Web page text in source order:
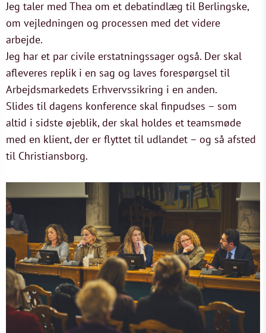
Jeg taler med Thea om et debatindlæg til Berlingske,
om vejledningen og processen med det videre
arbejde.
Jeg har et par civile erstatningssager også. Der skal
afleveres replik i en sag og laves forespørgsel til
Arbejdsmarkedets Erhvervssikring i en anden.
Slides til dagens konference skal finpudses – som
altid i sidste øjeblik, der skal holdes et teamsmøde
med en klient, der er flyttet til udlandet – og så afsted
til Christiansborg.